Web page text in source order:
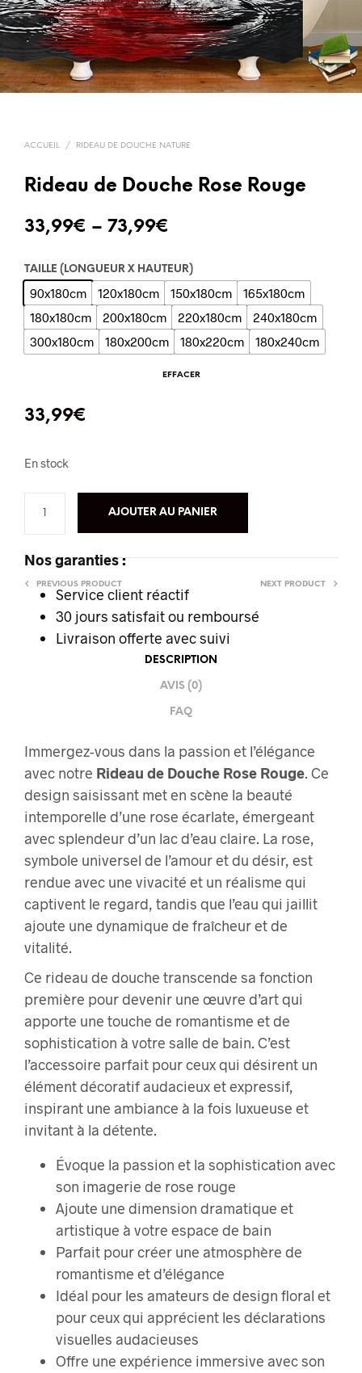
ACCUEIL / RIDEAU DE DOUCHE NATURE
Rideau de Douche Rose Rouge
33,99€ – 73,99€
TAILLE (LONGUEUR X HAUTEUR)
90x180cm 120x180cm 150x180cm
165x180cm
180x180cm
200x180cm 220x180cm
240x180cm
300x180cm
180x200cm 180x220cm 180x240cm
EFFACER
33,99€
En stock
AJOUTER AU PANIER
Nos garanties :
Service client réactif
30 jours satisfait ou remboursé
Livraison offerteavec suivi
PREVIOUS PRODUCT NEXT PRODUCT
DESCRIPTION
AVIS (0)
FAQ
Immergez-vous dans la passion et l’élégance
avec notre Rideau de Douche Rose Rouge. Ce
design saisissant met en scène la beauté
intemporelle d’une rose écarlate, émergeant
avec splendeur d’un lac d’eau claire. La rose,
symbole universel de l’amour et du désir, est
rendue avec une vivacité et un réalisme qui
captivent le regard, tandis que l’eau qui jaillit
ajoute une dynamique de fraîcheur et de
vitalité.
Ce rideau de douche transcende sa fonction
première pour devenir une œuvre d’art qui
apporte une touche de romantisme et de
sophistication à votre salle de bain. C’est
l’accessoire parfait pour ceux qui désirent un
élément décoratif audacieux et expressif,
inspirant une ambiance à la fois luxueuse et
invitant à la détente.
Évoque la passion et la sophistication avec
son imagerie de rose rouge
Ajoute une dimension dramatique et
artistique à votre espace de bain
Parfait pour créer une atmosphère de
romantisme et d’élégance
Idéal pour les amateurs de design floral et
pour ceux qui apprécient les déclarations
visuelles audacieuses
Offre une expérience immersive avec son